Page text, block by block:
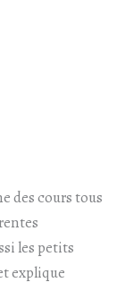
des cours tous
les petits
explique